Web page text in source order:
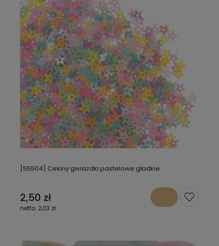
[55504] Cekiny gwiazdki pastelowe gładkie
2,50 zł
2,03 zł